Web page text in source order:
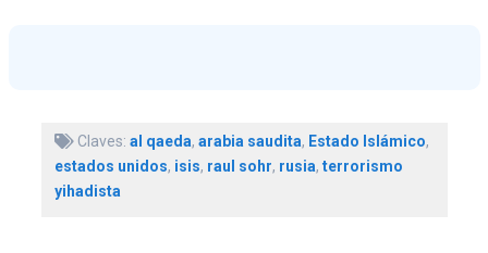
Claves: al qaeda, arabia saudita, Estado Islámico,
estados unidos, isis, raul sohr, rusia, terrorismo
yihadista